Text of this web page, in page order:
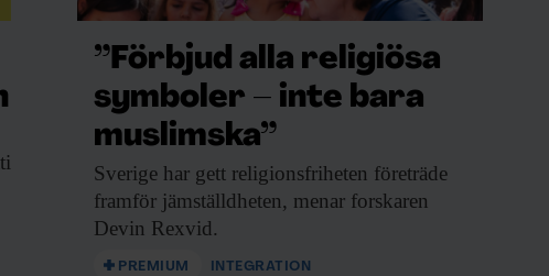
”Förbjud alla religiösa
symboler – inte bara
muslimska”
Sverige har gett religionsfriheten företräde
framför jämställdheten, menar forskaren
Devin Rexvid.
PREMIUM INTEGRATION